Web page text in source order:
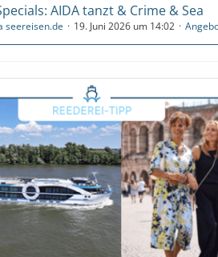
AIDA tanzt & Crime & Sea
seereisen.de 19. Juni 2026 um 14:02